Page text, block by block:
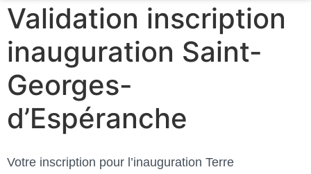
Validation inscription
inauguration Saint-
Georges-
d’Espéranche
Votre inscription pour l’inauguration Terre